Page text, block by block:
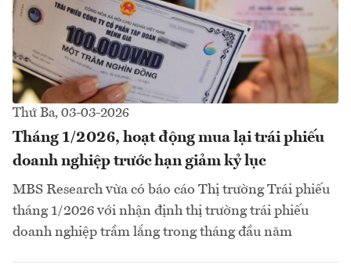
Thứ Ba, 03-03-2026
Tháng 1/2026, hoạt động mua lại trái phiếu
doanh nghiệp trước hạn giảm kỷ lục
MBS Research vừa có báo cáo Thị trường Trái phiếu
tháng 1/2026 với nhận định thị trường trái phiếu
doanh nghiệp trầm lắng trong tháng đầu năm